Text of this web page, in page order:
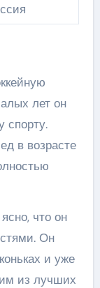
лет он
спорту.
в возрасте
что он
Он
и уже
из лучших